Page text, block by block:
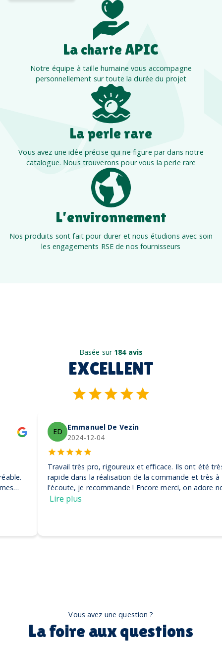
La charte APIC
Notre équipe à taille humaine vous accompagne
personnellement sur toute la durée du projet
La perle rare
Vous avez une idée précise qui ne figure par dans notre
catalogue. Nous trouverons pour vous la perle rare
L’environnement
Nos produits sont fait pour durer et nous étudions avec soin
les engagements RSE de nos fournisseurs
Basée sur 184 avis
EXCELLENT
ED
Emmanuel De Vezin
2024-12-04
Travail très pro, rigoureux et efficace. Ils ont été très
rapide dans la réalisation de la commande et très à
l'écoute, je recommande ! Encore merci, on adore nos
casquettes
Lire plus
Vous avez une question ?
La foire aux questions